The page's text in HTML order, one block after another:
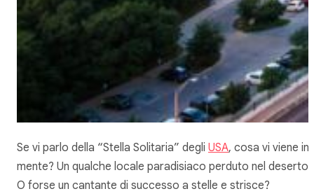
Se vi parlo della “Stella Solitaria” degli USA, cosa vi viene in
mente? Un qualche locale paradisiaco perduto nel deserto?
O forse un cantante di successo a stelle e strisce?